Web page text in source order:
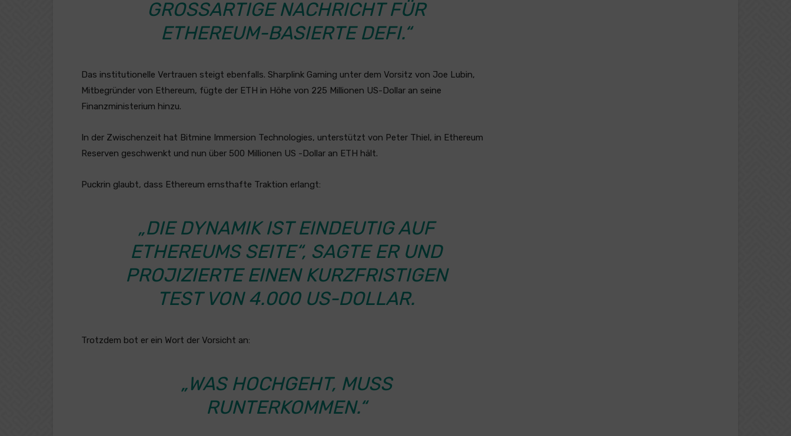
GROSSARTIGE NACHRICHT FÜR E
THEREUM-BASIERTE DEFI.“
Das institutionelle Vertrauen steigt ebenfalls. Sharplink Gaming unter dem Vorsitz von Joe Lubin,
Mitbegründer von Ethereum, fügte der ETH in Höhe von 225 Millionen US-Dollar an seine
Finanzministerium hinzu.
In der Zwischenzeit hat Bitmine Immersion Technologies, unterstützt von Peter Thiel, in Ethereum
Reserven geschwenkt und nun über 500 Millionen US -Dollar an ETH hält.
Puckrin glaubt, dass Ethereum ernsthafte Traktion erlangt:
„DIE DYNAMIK IST EINDEUTIG AUF
ETHEREUMS SEITE“, SAGTE ER UND
PROJIZIERTE EINEN KURZFRISTIGEN
TEST VON 4.000 US-DOLLAR.
Trotzdem bot er ein Wort der Vorsicht an:
„WAS HOCHGEHT, MUSS
RUNTERKOMMEN.“